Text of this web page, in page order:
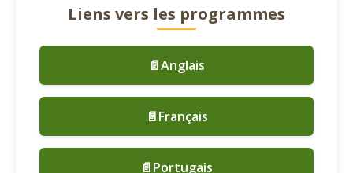
Liens vers les programmes
📄Anglais
📄Français
📄Portugais